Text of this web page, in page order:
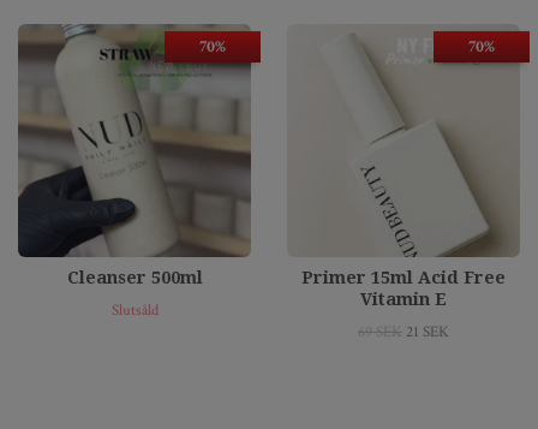
70%
Cleanser 500ml
Slutsåld
70%
Primer 15ml Acid Free
Vitamin E
69 SEK 21 SEK